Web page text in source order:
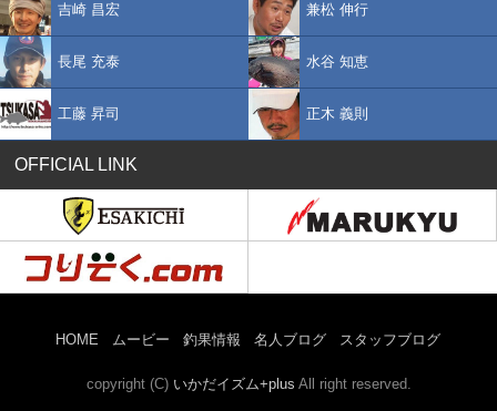
吉崎 昌宏 兼松 伸行
長尾 充泰 水谷 知恵
工藤 昇司 正木 義則
OFFICIAL LINK
HOME ムービー 釣果情報 名人ブログ スタッフブログ
copyright (C) いかだイズム+plus All right reserved.